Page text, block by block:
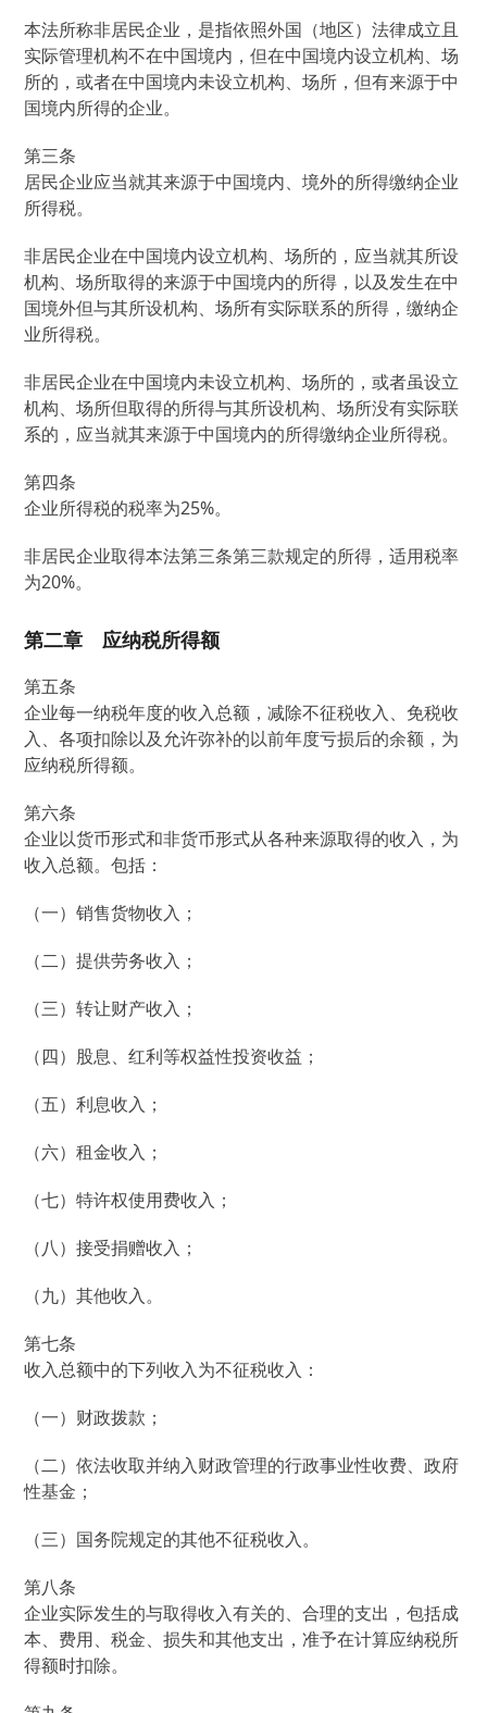
本法所称非居民企业，是指依照外国（地区）法律成立且
实际管理机构不在中国境内，但在中国境内设立机构、场
所的，或者在中国境内未设立机构、场所，但有来源于中
国境内所得的企业。
第三条
居民企业应当就其来源于中国境内、境外的所得缴纳企业
所得税。
非居民企业在中国境内设立机构、场所的，应当就其所设
机构、场所取得的来源于中国境内的所得，以及发生在中
国境外但与其所设机构、场所有实际联系的所得，缴纳企
业所得税。
非居民企业在中国境内未设立机构、场所的，或者虽设立
机构、场所但取得的所得与其所设机构、场所没有实际联
系的，应当就其来源于中国境内的所得缴纳企业所得税。
第四条
企业所得税的税率为25%。
非居民企业取得本法第三条第三款规定的所得，适用税率
为20%。
第二章 应纳税所得额
第五条
企业每一纳税年度的收入总额，减除不征税收入、免税收
入、各项扣除以及允许弥补的以前年度亏损后的余额，为
应纳税所得额。
第六条
企业以货币形式和非货币形式从各种来源取得的收入，为
收入总额。包括：
（一）销售货物收入；
（二）提供劳务收入；
（三）转让财产收入；
（四）股息、红利等权益性投资收益；
（五）利息收入；
（六）租金收入；
（七）特许权使用费收入；
（八）接受捐赠收入；
（九）其他收入。
第七条
收入总额中的下列收入为不征税收入：
（一）财政拨款；
（二）依法收取并纳入财政管理的行政事业性收费、政府
性基金；
（三）国务院规定的其他不征税收入。
第八条
企业实际发生的与取得收入有关的、合理的支出，包括成
本、费用、税金、损失和其他支出，准予在计算应纳税所
得额时扣除。